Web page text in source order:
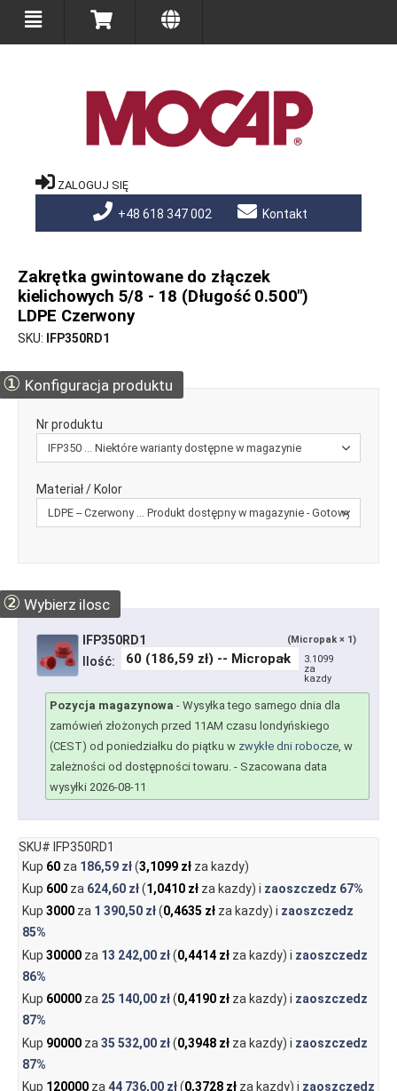
ZALOGUJ SIĘ
+48 618 347 002 Kontakt
Zakrętka gwintowane do złączek
kielichowych 5/8 - 18 (Długość 0.500")
LDPE Czerwony
SKU IFP350RD1
① Konfiguracja produktu
Nr produktu
Materiał / Kolor
② Wybierz ilosc
IFP350RD1 (Micropak × 1)
Ilość:
3.1099
za
kazdy
Pozycja magazynowa - Wysyłka tego samego dnia dla
zamówień złożonych przed 11AM czasu londyńskiego
(CEST) od poniedziałku do piątku w zwykłe dni robocze, w
zależności od dostępności towaru. - Szacowana data
wysyłki 2026-08-11
SKU# IFP350RD1
Kup 60za 186,59 zł(3,1099 złza kazdy)
Kup 600za 624,60 zł(1,0410 złza kazdy) i zaoszczedz 67%
Kup 3000za 1 390,50 zł(0,4635 złza kazdy) i zaoszczedz
85%
Kup 30000za 13 242,00 zł(0,4414 złza kazdy) i zaoszczedz
86%
Kup 60000za 25 140,00 zł(0,4190 złza kazdy) i zaoszczedz
87%
Kup 90000za 35 532,00 zł(0,3948 złza kazdy) i zaoszczedz
87%
Kup 120000za 44 736,00 zł(0,3728 złza kazdy) i zaoszczedz